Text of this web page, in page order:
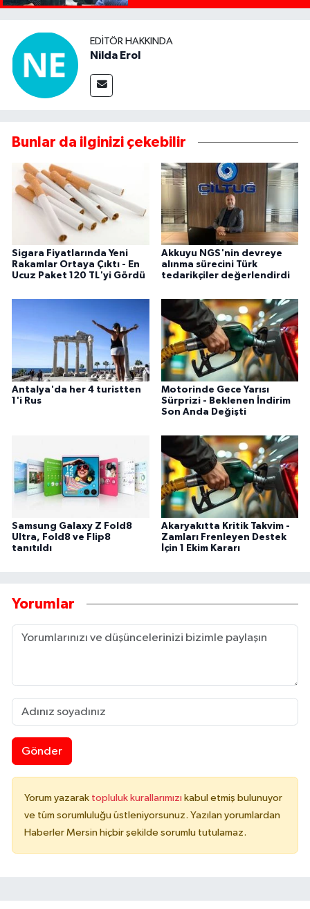
EDITÖR HAKKINDA
Nilda Erol
Bunlar da ilginizi çekebilir
Sigara Fiyatlarında Yeni
Rakamlar Ortaya Çıktı - En
Ucuz Paket 120 TL'yi Gördü
Akkuyu NGS'nin devreye
alınma sürecini Türk
tedarikçiler değerlendirdi
Antalya'da her 4 turistten
1'i Rus
Motorinde Gece Yarısı
Sürprizi - Beklenen İndirim
Son Anda Değişti
Samsung Galaxy Z Fold8
Ultra, Fold8 ve Flip8
tanıtıldı
Akaryakıtta Kritik Takvim -
Zamları Frenleyen Destek
İçin 1 Ekim Kararı
Yorumlar
Gönder
Yorum yazarak topluluk kurallarımızı kabul etmiş bulunuyor
ve tüm sorumluluğu üstleniyorsunuz. Yazılan yorumlardan
Haberler Mersin hiçbir şekilde sorumlu tutulamaz.